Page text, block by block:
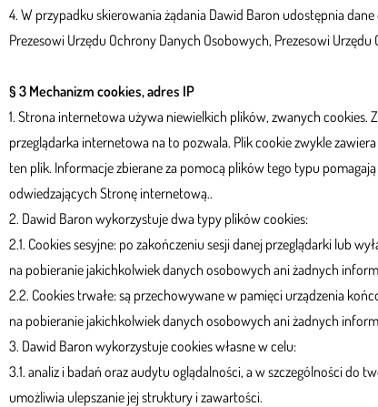
4. W przypadku skierowania żądania Dawid Baron udostępnia
Prezesowi Urzędu Ochrony Danych Osobowych, Prezesowi
§ 3 Mechanizm cookies, adres IP
1. Strona internetowa używa niewielkich plików, zwanych
przeglądarka internetowa na to pozwala. Plik cookie zwykle
ten plik. Informacje zbierane za pomocą plików tego typu
odwiedzających Stronę internetową..
2. Dawid Baron wykorzystuje dwa typy plików cookies:
2.1. Cookies sesyjne: po zakończeniu sesji danej przeglądarki lub
na pobieranie jakichkolwiek danych osobowych ani żadnych
2.2. Cookies trwałe: są przechowywane w pamięci urządzenia
na pobieranie jakichkolwiek danych osobowych ani żadnych
3. Dawid Baron wykorzystuje cookies własne w celu:
3.1. analiz i badań oraz audytu oglądalności, a w szczególności
umożliwia ulepszanie jej struktury i zawartości.